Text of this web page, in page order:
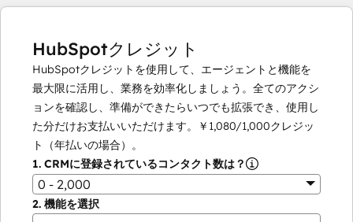
HubSpotクレジット
HubSpotクレジットを使用して、エージェントと機能を
最大限に活用し、業務を効率化しましょう。全てのアクシ
ョンを確認し、準備ができたらいつでも拡張でき、使用し
た分だけお支払いいただけます。
￥1,080/1,000クレジッ
ト（年払いの場合）。
1. CRMに登録されているコンタクト数は？
0 - 2,000
2. 機能を選択